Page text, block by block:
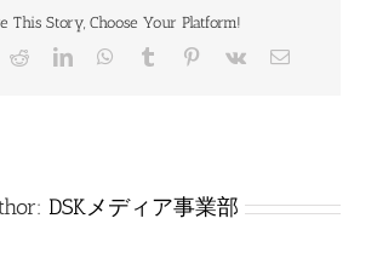
This Story, Choose Your Platform!
RedditLinkedInWhatsApp
Tumblr Pinterest
Vk
電
DSKメディア事業部